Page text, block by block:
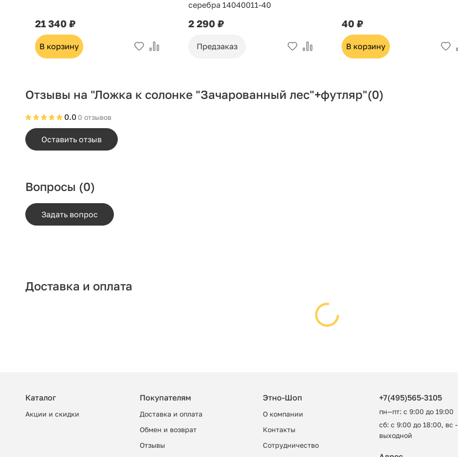
21 340 ₽
В корзину
серебра 14040011-40
2 290 ₽
Предзаказ
40 ₽
В корзину
Отзывы на "Ложка к солонке "Зачарованный лес"+футляр"(0)
0 отзывов
0.0
Оставить отзыв
Вопросы (0)
Задать вопрос
Доставка и оплата
Каталог
Акции и скидки
Покупателям
Доставка и оплата
Обмен и возврат
Отзывы
Этно-Шоп
О компании
Контакты
Сотрудничество
+7(495)565-3105
пн—пт: с 9:00 до 19:00
сб: с 9:00 до 18:00, вс -
выходной